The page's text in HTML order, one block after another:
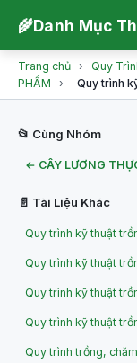
🌾Danh Mục
Trang chủ › Quy
PHẨM
› Quy trình
📂 Cùng Nhóm
← CÂY LƯƠNG
📄 Tài Liệu Khác
Quy trình kỹ thuật
Quy trình kỹ thuật
Quy trình kỹ thuật
Quy trình kỹ thuật
Quy trình trồng,